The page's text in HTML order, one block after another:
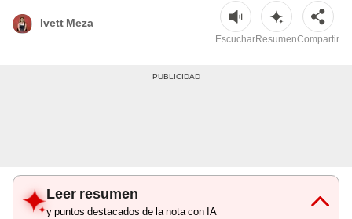
Ivett Meza
EscucharResumenCompartir
Leer resumen
y puntos destacados de la nota con IA